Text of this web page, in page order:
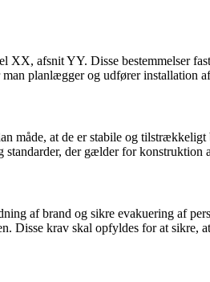
XX, afsnit YY. Disse bestemmelser
planlægger og udfører installation
måde, at de er stabile og
der gælder for konstruktion
af brand og sikre evakuering af
Disse krav skal opfyldes for at